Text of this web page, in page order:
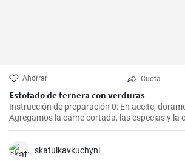
Ahorrar Cuota
Estofado de ternera con verduras
Instrucción de preparación 0: En aceite,
Agregamos la carne cortada, las especias y la
Cocinamos hasta que esté tierna. Luego,
agregamos la crema y dejamos que hierva.
skatulkavkuchyni